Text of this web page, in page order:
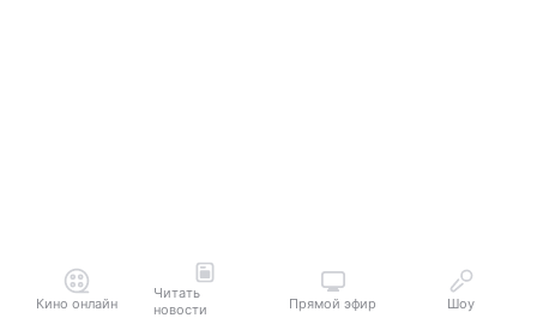
Кино онлайн
Читать
новости
Прямой эфир Шоу